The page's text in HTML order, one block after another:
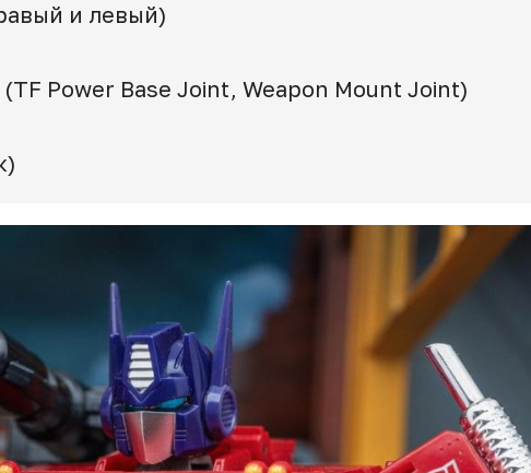
и левый)
Power Base Joint, Weapon Mount Joint)